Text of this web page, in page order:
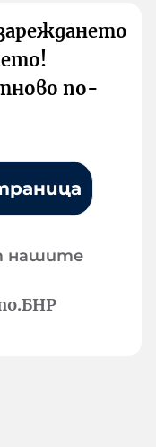
по-
нашите